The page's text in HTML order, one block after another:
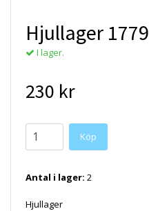
Hjullager 1779
I lager.
230 kr
Antal i lager: 2
Hjullager